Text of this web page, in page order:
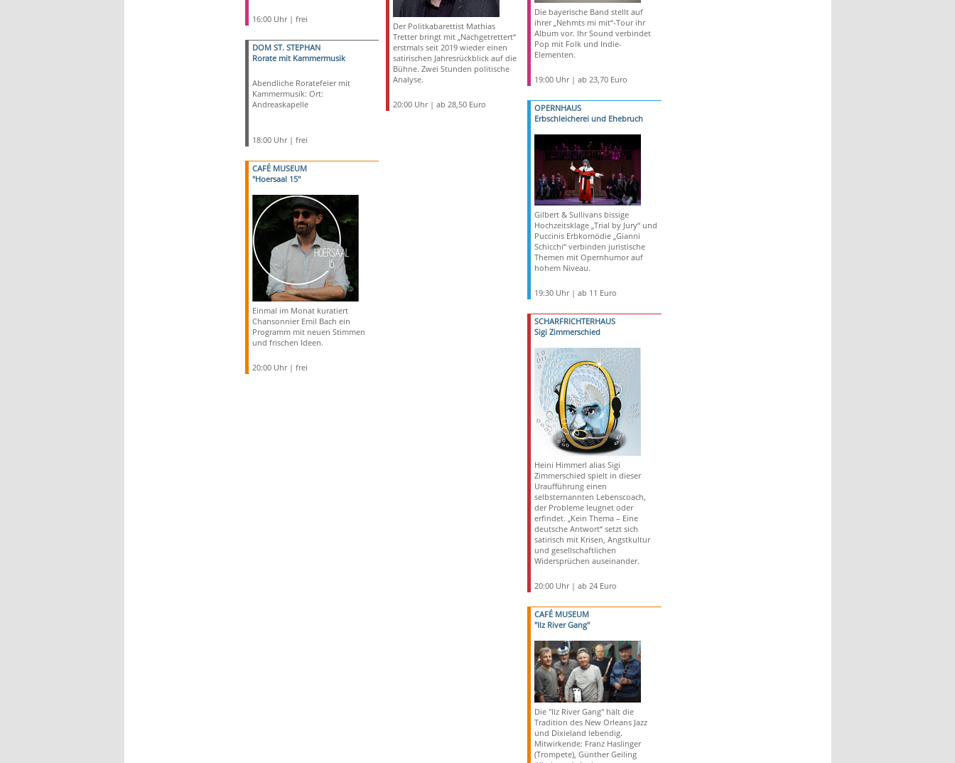
16:00 Uhr | frei
DOM ST. STEPHAN
Rorate mit Kammermusik
Abendliche Roratefeier mit
Kammermusik: Ort:
Andreaskapelle
18:00 Uhr | frei
CAFÉ MUSEUM
"Hoersaal 15"
Einmal im Monat kuratiert
Chansonnier Emil Bach ein
Programm mit neuen Stimmen
und frischen Ideen.
20:00 Uhr | frei
Der Politkabarettist Mathias
Tretter bringt mit „Nachgetrettert“
erstmals seit 2019 wieder einen
satirischen Jahresrückblick auf die
Bühne. Zwei Stunden politische
Analyse.
20:00 Uhr | ab 28,50 Euro
Die bayerische Band stellt auf
ihrer „Nehmts mi mit“-Tour ihr
Album vor. Ihr Sound verbindet
Pop mit Folk und Indie-
Elementen.
19:00 Uhr | ab 23,70 Euro
OPERNHAUS
Erbschleicherei und Ehebruch
Gilbert & Sullivans bissige
Hochzeitsklage „Trial by Jury“ und
Puccinis Erbkomödie „Gianni
Schicchi“ verbinden juristische
Themen mit Opernhumor auf
hohem Niveau.
19:30 Uhr | ab 11 Euro
SCHARFRICHTERHAUS
Sigi Zimmerschied
Heini Himmerl alias Sigi
Zimmerschied spielt in dieser
Uraufführung einen
selbsternannten Lebenscoach,
der Probleme leugnet oder
erfindet. „Kein Thema – Eine
deutsche Antwort“ setzt sich
satirisch mit Krisen, Angstkultur
und gesellschaftlichen
Widersprüchen auseinander.
20:00 Uhr | ab 24 Euro
CAFÉ MUSEUM
"Ilz River Gang"
Die "Ilz River Gang" hält die
Tradition des New Orleans Jazz
und Dixieland lebendig.
Mitwirkende: Franz Haslinger
(Trompete), Günther Geiling